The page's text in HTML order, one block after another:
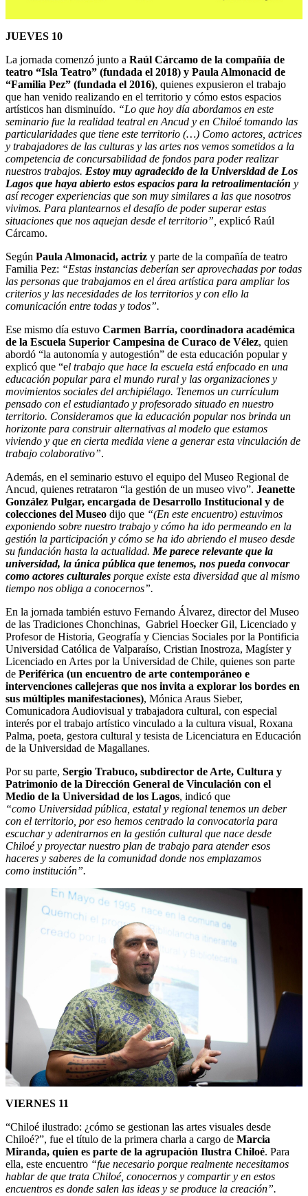
JUEVES 10
La jornada comenzó junto a Raúl Cárcamo de la compañía de
teatro “Isla Teatro” (fundada el 2018) y Paula Almonacid de
“Familia Pez” (fundada el 2016), quienes expusieron el trabajo
que han venido realizando en el territorio y cómo estos espacios
artísticos han disminuído. “Lo que hoy día abordamos en este
seminario fue la realidad teatral en Ancud y en Chiloé tomando las
particularidades que tiene este territorio (…) Como actores, actrices
y trabajadores de las culturas y las artes nos vemos sometidos a la
competencia de concursabilidad de fondos para poder realizar
nuestros trabajos. Estoy muy agradecido de la Universidad de Los
Lagos que haya abierto estos espacios para la retroalimentación y
así recoger experiencias que son muy similares a las que nosotros
vivimos. Para plantearnos el desafío de poder superar estas
situaciones que nos aquejan desde el territorio”, explicó Raúl
Cárcamo.
Según Paula Almonacid, actriz y parte de la compañía de teatro
Familia Pez: “Estas instancias deberían ser aprovechadas por todas
las personas que trabajamos en el área artística para ampliar los
criterios y las necesidades de los territorios y con ello la
comunicación entre todas y todos”.
Ese mismo día estuvo Carmen Barría, coordinadora académica
de la Escuela Superior Campesina de Curaco de Vélez, quien
abordó “la autonomía y autogestión” de esta educación popular y
explicó que “el trabajo que hace la escuela está enfocado en una
educación popular para el mundo rural y las organizaciones y
movimientos sociales del archipiélago. Tenemos un currículum
pensado con el estudiantado y profesorado situado en nuestro
territorio. Consideramos que la educación popular nos brinda un
horizonte para construir alternativas al modelo que estamos
viviendo y que en cierta medida viene a generar esta vinculación de
trabajo colaborativo”.
Además, en el seminario estuvo el equipo del Museo Regional de
Ancud, quienes retrataron “la gestión de un museo vivo”. Jeanette
González Pulgar, encargada de Desarrollo Institucional y de
colecciones del Museo dijo que “(En este encuentro) estuvimos
exponiendo sobre nuestro trabajo y cómo ha ido permeando en la
gestión la participación y cómo se ha ido abriendo el museo desde
su fundación hasta la actualidad. Me parece relevante que la
universidad, la única pública que tenemos, nos pueda convocar
como actores culturales porque existe esta diversidad que al mismo
tiempo nos obliga a conocernos”.
En la jornada también estuvo Fernando Álvarez, director del Museo
de las Tradiciones Chonchinas, Gabriel Hoecker Gil, Licenciado y
Profesor de Historia, Geografía y Ciencias Sociales por la Pontificia
Universidad Católica de Valparaíso, Cristian Inostroza, Magíster y
Licenciado en Artes por la Universidad de Chile, quienes son parte
de Periférica (un encuentro de arte contemporáneo e
intervenciones callejeras que nos invita a explorar los bordes en
sus múltiples manifestaciones), Mónica Araus Sieber,
Comunicadora Audiovisual y trabajadora cultural, con especial
interés por el trabajo artístico vinculado a la cultura visual, Roxana
Palma, poeta, gestora cultural y tesista de Licenciatura en Educación
de la Universidad de Magallanes.
Por su parte, Sergio Trabuco, subdirector de Arte, Cultura y
Patrimonio de la Dirección General de Vinculación con el
Medio de la Universidad de los Lagos, indicó que
“como Universidad pública, estatal y regional tenemos un deber
con el territorio, por eso hemos centrado la convocatoria para
escuchar y adentrarnos en la gestión cultural que nace desde
Chiloé y proyectar nuestro plan de trabajo para atender esos
haceres y saberes de la comunidad donde nos emplazamos
como institución”.
VIERNES 11
“Chiloé ilustrado: ¿cómo se gestionan las artes visuales desde
Chiloé?”, fue el título de la primera charla a cargo de Marcia
Miranda, quien es parte de la agrupación Ilustra Chiloé. Para
ella, este encuentro “fue necesario porque realmente necesitamos
hablar de que trata Chiloé, conocernos y compartir y en estos
encuentros es donde salen las ideas y se produce la creación”.